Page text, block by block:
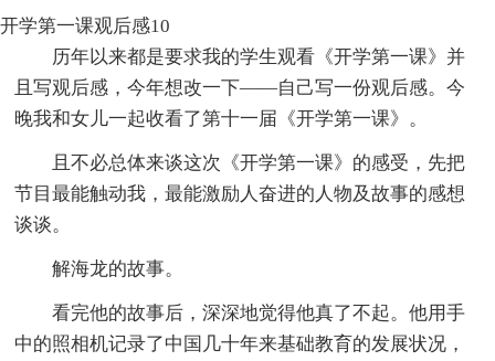
开学第一课观后感10
历年以来都是要求我的学生观看《开学第一课》并
且写观后感，今年想改一下――自己写一份观后感。今
晚我和女儿一起收看了第十一届《开学第一课》。
且不必总体来谈这次《开学第一课》的感受，先把
节目最能触动我，最能激励人奋进的人物及故事的感想
谈谈。
解海龙的故事。
看完他的故事后，深深地觉得他真了不起。他用手
中的照相机记录了中国几十年来基础教育的发展状况，